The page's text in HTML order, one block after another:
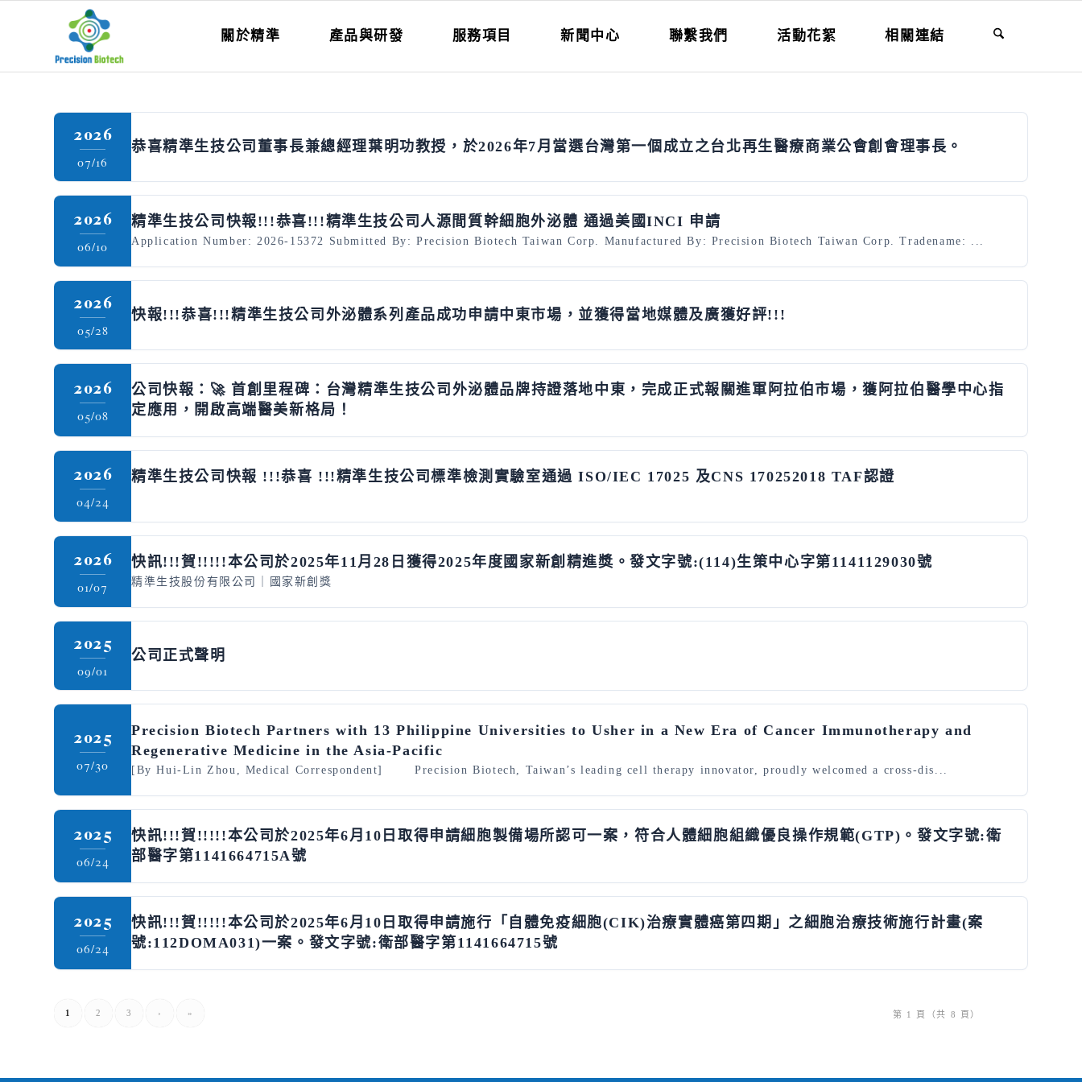
關於精準 產品與研發 服務項目 新聞中心 聯繫我們 活動花絮 相關連結
2026
07/16
恭喜精準生技公司董事長兼總經理葉明功教授，於2026年7月當選台灣第一個成立之台北再生醫療商業公會創會理事長。
2026
06/10
精準生技公司快報!!!恭喜!!!精準生技公司人源間質幹細胞外泌體 通過美國INCI 申請
Application Number: 2026-15372 Submitted By: Precision Biotech Taiwan Corp. Manufactured By: Precision Biotech Taiwan Corp. Tradename: ...
2026
05/28
快報!!!恭喜!!!精準生技公司外泌體系列產品成功申請中東市場，並獲得當地媒體及廣獲好評!!!
2026
05/08
公司快報：🚀 首創里程碑：台灣精準生技公司外泌體品牌持證落地中東，完成正式報關進軍阿拉伯市場，獲阿拉伯醫學中心指
定應用，開啟高端醫美新格局！
2026
04/24
精準生技公司快報 !!!恭喜 !!!精準生技公司標準檢測實驗室通過 ISO/IEC 17025 及CNS 170252018 TAF認證
2026
01/07
快訊!!!賀!!!!!本公司於2025年11月28日獲得2025年度國家新創精進獎。發文字號:(114)生策中心字第1141129030號
精準生技股份有限公司｜國家新創獎
2025
09/01
公司正式聲明
2025
07/30
Precision Biotech Partners with 13 Philippine Universities to Usher in a New Era of Cancer Immunotherapy and
Regenerative Medicine in the Asia-Pacific
[By Hui-Lin Zhou, Medical Correspondent] Precision Biotech, Taiwan’s leading cell therapy innovator, proudly welcomed a cross-dis...
2025
06/24
快訊!!!賀!!!!!本公司於2025年6月10日取得申請細胞製備場所認可一案，符合人體細胞組織優良操作規範(GTP)。發文字號:衛
部醫字第1141664715A號
2025
06/24
快訊!!!賀!!!!!本公司於2025年6月10日取得申請施行「自體免疫細胞(CIK)治療實體癌第四期」之細胞治療技術施行計畫(案
號:112DOMA031)一案。發文字號:衛部醫字第1141664715號
第 1 頁（共 8 頁）
1 2 3 › »